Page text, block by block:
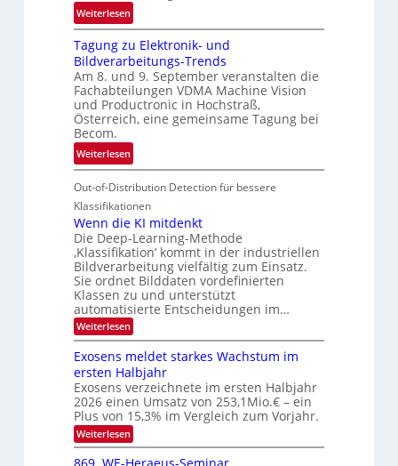
ö
g
l
i
c
h
k
i
t
e
e
h
d
e
r
i
n
V
I
S
I
O
N
T
e
c
h
T
a
l
k
s
Weiterlesen:
G
u
i
d
e
d
o
u
r
a
u
f
d
e
r
V
S
I
O
N
2
0
Tagung zu Elektronik- und
Bildverarbeitungs-Trends
Am 8. und 9. September veranstalten die
Fachabteilungen VDMA Machine Vision
und Productronic in Hochstraß,
Österreich, eine gemeinsame Tagung bei
Becom.
Weiterlesen:
T
a
g
u
n
g
z
u
E
l
e
k
t
r
o
n
i
k
Out-of-Distribution Detection für bessere
Klassifikationen
Wenn die KI mitdenkt
Die Deep-Learning-Methode
‚Klassifikation‘ kommt in der industriellen
Bildverarbeitung vielfältig zum Einsatz.
Sie ordnet Bilddaten vordefinierten
Klassen zu und unterstützt
automatisierte Entscheidungen im…
Weiterlesen:
W
n
n
d
i
e
K
I
m
i
Exosens meldet starkes Wachstum im
ersten Halbjahr
Exosens verzeichnete im ersten Halbjahr
2026 einen Umsatz von 253,1Mio.€ – ein
Plus von 15,3% im Vergleich zum Vorjahr.
Weiterlesen:
E
x